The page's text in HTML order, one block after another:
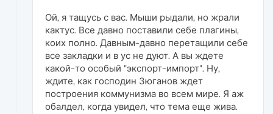
Ой, я тащусь с вас. Мыши рыдали, но жрали
кактус. Все давно поставили себе плагины,
коих полно. Давным-давно перетащили себе
все закладки и в ус не дуют. А вы ждете
какой-то особый "экспорт-импорт". Ну,
ждите, как господин Зюганов ждет
построения коммунизма во всем мире. Я аж
обалдел, когда увидел, что тема еще жива.